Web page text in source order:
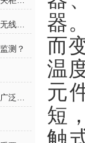
测？
器
而
温
元
短
触